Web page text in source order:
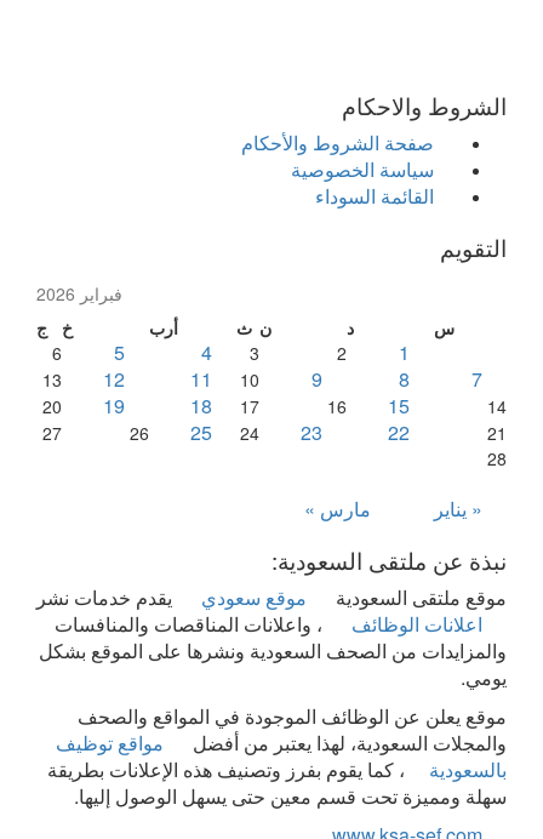
الشروط والاحكام
صفحة الشروط والأحكام
سياسة الخصوصية
القائمة السوداء
التقويم
فبراير 2026
س
د ن ث أرب خ ج
1
2
3
4
5
6
7
8
9
10
11
12
13
14
15
16
17
18
19
20
21
22
23
24
25
26
27
28
« يناير مارس »
نبذة عن ملتقى السعودية:
موقع ملتقى السعودية موقع سعودي
يقدم خدمات نشر
اعلانات الوظائف
، واعلانات المناقصات والمنافسات
والمزايدات من الصحف السعودية ونشرها على الموقع بشكل
يومي.
موقع يعلن عن الوظائف الموجودة في المواقع والصحف
والمجلات السعودية، لهذا يعتبر من أفضل
مواقع توظيف
بالسعودية
، كما يقوم بفرز وتصنيف هذه الإعلانات بطريقة
سهلة ومميزة تحت قسم معين حتى يسهل الوصول إليها.